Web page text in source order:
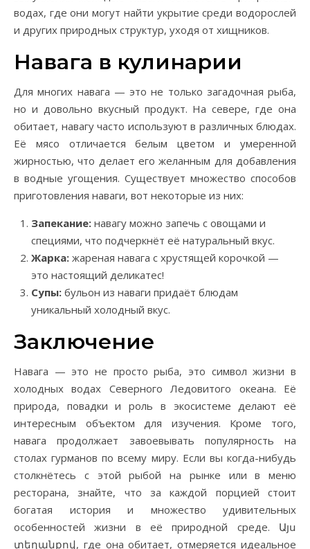
водах, где они могут найти укрытие среди водорослей
и других природных структур, уходя от хищников.
Навага в кулинарии
Для многих навага — это не только загадочная рыба,
но и довольно вкусный продукт. На севере, где она
обитает, навагу часто используют в различных блюдах.
Её мясо отличается белым цветом и умеренной
жирностью, что делает его желанным для добавления
в водные угощения. Существует множество способов
приготовления наваги, вот некоторые из них:
Запекание: навагу можно запечь с овощами и
специями, что подчеркнёт её натуральный вкус.
Жарка: жареная навага с хрустящей корочкой —
это настоящий деликатес!
Супы: бульон из наваги придаёт блюдам
уникальный холодный вкус.
Заключение
Навага — это не просто рыба, это символ жизни в
холодных водах Северного Ледовитого океана. Её
природа, повадки и роль в экосистеме делают её
интересным объектом для изучения. Кроме того,
навага продолжает завоевывать популярность на
столах гурманов по всему миру. Если вы когда-нибудь
столкнётесь с этой рыбой на рынке или в меню
ресторана, знайте, что за каждой порцией стоит
богатая история и множество удивительных
особенностей жизни в её природной среде. Այս
տեղանքով, где она обитает, отмеряется идеальное